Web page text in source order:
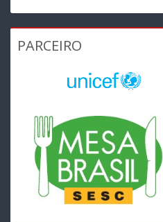
PARCEIRO